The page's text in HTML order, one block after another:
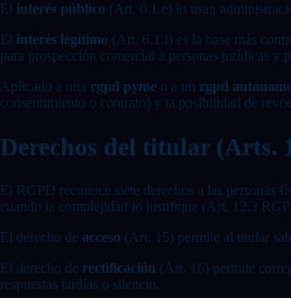
El interés público (Art. 6.1.e) lo usan
El interés legítimo (Art. 6.1.f) es la base más
para prospección comercial a personas jurídicas y
Aplicado a una rgpd pyme o a un rgpd
consentimiento o contrato) y la posibilidad de
Derechos del titular (Arts.
El RGPD reconoce siete derechos a las personas
cuando la complejidad lo justifique (Art. 12.3
El derecho de acceso (Art. 15) permite al titular
El derecho de rectificación (Art. 16) permite
respuestas tardías o silencio.